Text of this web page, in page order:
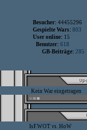
Besucher: 44455296
Gespielte Wars: 803
User online: 15
Benutzer: 618
GB-Beiträge: 285
Kein War eingetragen
IsF.WOT vs. HoW